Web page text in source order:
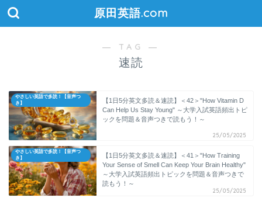
原田英語.com
― TAG ―
速読
やさしい英語で多読！【音声つ
き】
【1日5分英文多読＆速読】＜42＞"How Vitamin D
Can Help Us Stay Young" ～大学入試英語頻出トピ
ックを問題＆音声つきで読もう！～
25/05/2025
やさしい英語で多読！【音声つ
き】
【1日5分英文多読＆速読】＜41＞"How Training
Your Sense of Smell Can Keep Your Brain Healthy"
～大学入試英語頻出トピックを問題＆音声つきで
読もう！～
25/05/2025